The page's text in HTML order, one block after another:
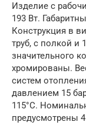
Изделие с
193 Вт.
Конструкция в
труб, с полкой и
значительного
хромированы.
систем
давлением 15
115°С.
предусмотрены